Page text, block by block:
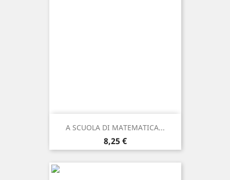
A SCUOLA DI MATEMATICA...
Prezzo
8,25 €